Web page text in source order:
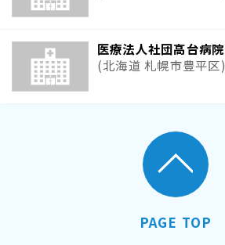
医療法人社団高台病院
(北海道 札幌市豊平区)
PAGE TOP